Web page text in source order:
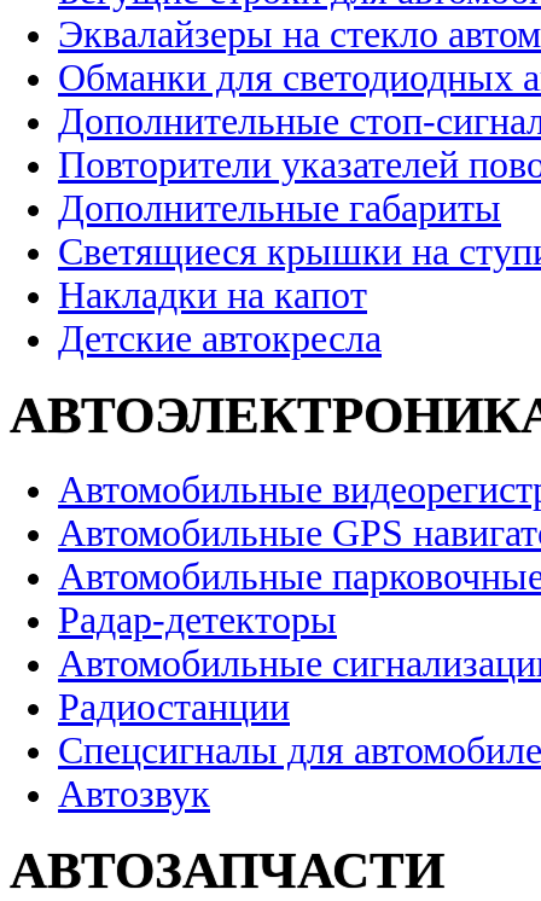
Эквалайзеры на стекло
Обманки для светодиодных
Дополнительные стоп-
Повторители указателей
Дополнительные габариты
Светящиеся крышки на
Накладки на капот
Детские автокресла
Автомобильные
Автомобильные GPS
Автомобильные
Радар-детекторы
Автомобильные
Радиостанции
Спецсигналы для
Автозвук
АВТОЗАПЧАСТИ